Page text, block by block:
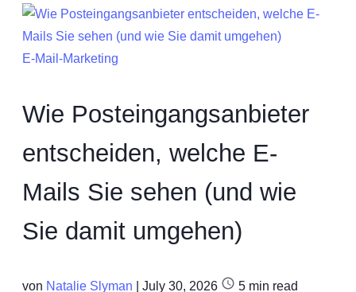
E-Mail-Marketing
Wie Posteingangsanbieter
entscheiden, welche E-
Mails Sie sehen (und wie
Sie damit umgehen)
von Natalie Slyman July 30, 2026 5 min read